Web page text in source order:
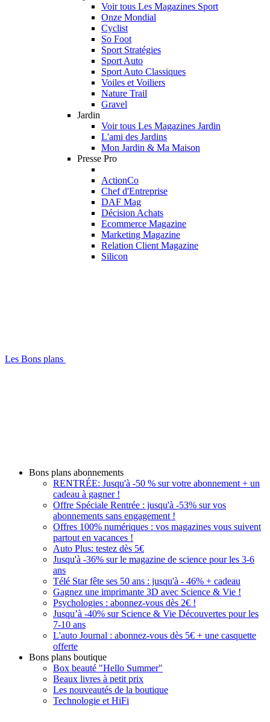
Voir tous Les Magazines Sport
Onze Mondial
Cyclist
So Foot
Sport Stratégies
Sport Auto
Sport Auto Classiques
Voiles et Voiliers
Nature Trail
Gravel
Jardin
Voir tous Les Magazines Jardin
L'ami des Jardins
Mon Jardin & Ma Maison
Presse Pro
ActionCo
Chef d'Entreprise
DAF Mag
Décision Achats
Ecommerce Magazine
Marketing Magazine
Relation Client Magazine
Silicon
Les Bons plans
Bons plans abonnements
RENTRÉE: Jusqu'à -50 % sur votre abonnement + un
cadeau à gagner !
Offre Spéciale Rentrée : jusqu'à -53% sur vos
abonnements sans engagement !
Offres 100% numériques : vos magazines vous suivent
partout en vacances !
Auto Plus: testez dès 5€
Jusqu'à -36% sur le magazine de science pour les 3-6
ans
Télé Star fête ses 50 ans : jusqu'à - 46% + cadeau
Gagnez une imprimante 3D avec Science & Vie !
Psychologies : abonnez-vous dès 2€ !
Jusqu’à -40% sur Science & Vie Découvertes pour les
7-10 ans
L'auto Journal : abonnez-vous dès 5€ + une casquette
offerte
Bons plans boutique
Box beauté "Hello Summer"
Beaux livres à petit prix
Les nouveautés de la boutique
Technologie et HiFi